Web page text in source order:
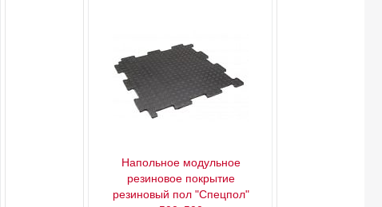
Напольное модульное
резиновое покрытие
резиновый пол "Спецпол"